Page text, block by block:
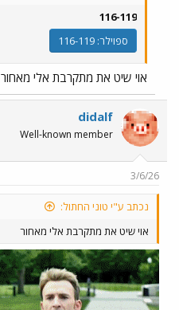
116-119
ספוילר: 116-119
אוי שיט את מתקרבת אלי מאחור
didalf
Well-known member
3/6/26
נכתב ע"י טוני החתול:
אוי שיט את מתקרבת אלי מאחור